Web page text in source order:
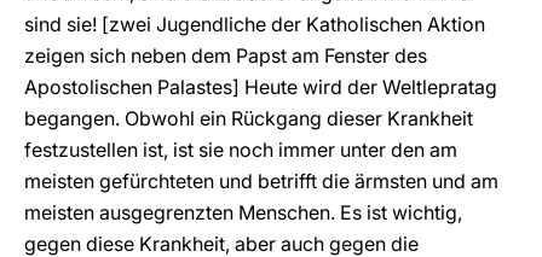
sind sie! [zwei Jugendliche der Katholischen Aktion
zeigen sich neben dem Papst am Fenster des
Apostolischen Palastes] Heute wird der Weltlepratag
begangen. Obwohl ein Rückgang dieser Krankheit
festzustellen ist, ist sie noch immer unter den am
meisten gefürchteten und betrifft die ärmsten und am
meisten ausgegrenzten Menschen. Es ist wichtig,
gegen diese Krankheit, aber auch gegen die